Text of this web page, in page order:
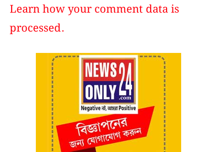
Learn how your comment data is
processed.